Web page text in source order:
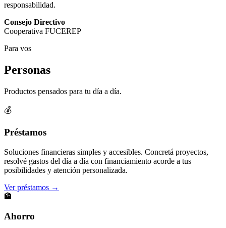
responsabilidad.
Consejo Directivo
Cooperativa FUCEREP
Para vos
Personas
Productos pensados para tu día a día.
💰
Préstamos
Soluciones financieras simples y accesibles. Concretá proyectos,
resolvé gastos del día a día con financiamiento acorde a tus
posibilidades y atención personalizada.
Ver préstamos →
🏦
Ahorro